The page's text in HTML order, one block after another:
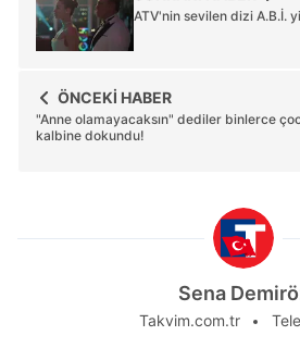
ATV'nin sevilen dizi A.B.İ.
ÖNCEKİ HABER
"Anne olamayacaksın" dediler binlerce
kalbine dokundu!
Sena
Takvim.com.tr